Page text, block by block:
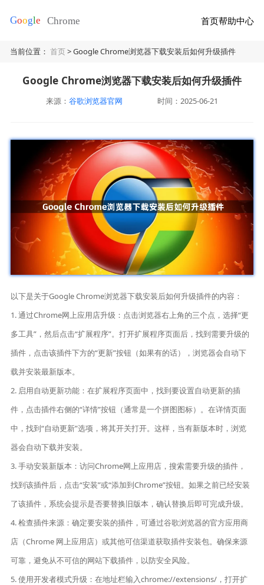
首页帮助中心
当前位置：首页> Google Chrome浏览器下载安装后如何升级插件
Google Chrome浏览器下载安装后如何升级插件
来源： 谷歌浏览器官网 时间：2025-06-21
以下是关于Google Chrome浏览器下载安装后如何升级插件的内容：
1. 通过Chrome网上应用店升级：点击浏览器右上角的三个点，选择“更
多工具”，然后点击“扩展程序”。打开扩展程序页面后，找到需要升级的
插件，点击该插件下方的“更新”按钮（如果有的话），浏览器会自动下
载并安装最新版本。
2. 启用自动更新功能：在扩展程序页面中，找到要设置自动更新的插
件，点击插件右侧的“详情”按钮（通常是一个拼图图标）。在详情页面
中，找到“自动更新”选项，将其开关打开。这样，当有新版本时，浏览
器会自动下载并安装。
3. 手动安装新版本：访问Chrome网上应用店，搜索需要升级的插件，
找到该插件后，点击“安装”或“添加到Chrome”按钮。如果之前已经安装
了该插件，系统会提示是否要替换旧版本，确认替换后即可完成升级。
4. 检查插件来源：确定要安装的插件，可通过谷歌浏览器的官方应用商
店（Chrome 网上应用店）或其他可信渠道获取插件安装包。确保来源
可靠，避免从不可信的网站下载插件，以防安全风险。
5. 使用开发者模式升级：在地址栏输入chrome://extensions/，打开扩